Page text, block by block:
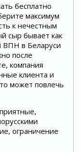
бесплатно
максимум
к нечестным
сыр бывает как
ВПН в Беларуси
после
компания
клиента и
может повлечь
ограничение